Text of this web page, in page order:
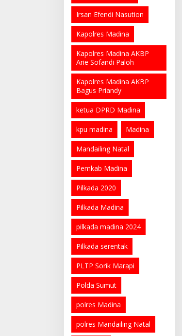
Irsan Efendi Nasution
Kapolres Madina
Kapolres Madina AKBP
Arie Sofandi Paloh
Kapolres Madina AKBP
Bagus Priandy
ketua DPRD Madina
kpu madina Madina
Mandailing Natal
Pemkab Madina
Pilkada 2020
Pilkada Madina
pilkada madina 2024
Pilkada serentak
PLTP Sorik Marapi
Polda Sumut
polres Madina
polres Mandailing Natal